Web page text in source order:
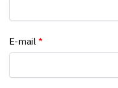
E-mail *